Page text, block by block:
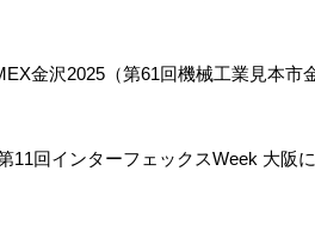
金沢2025（第61回機械工業見本市
11回インターフェックスWeek 大阪